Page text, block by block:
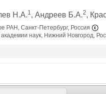
Н.А.1, Андреев Б.А.2,
РАН, Санкт-Петербург, Россия
наук, Нижний Новгород,